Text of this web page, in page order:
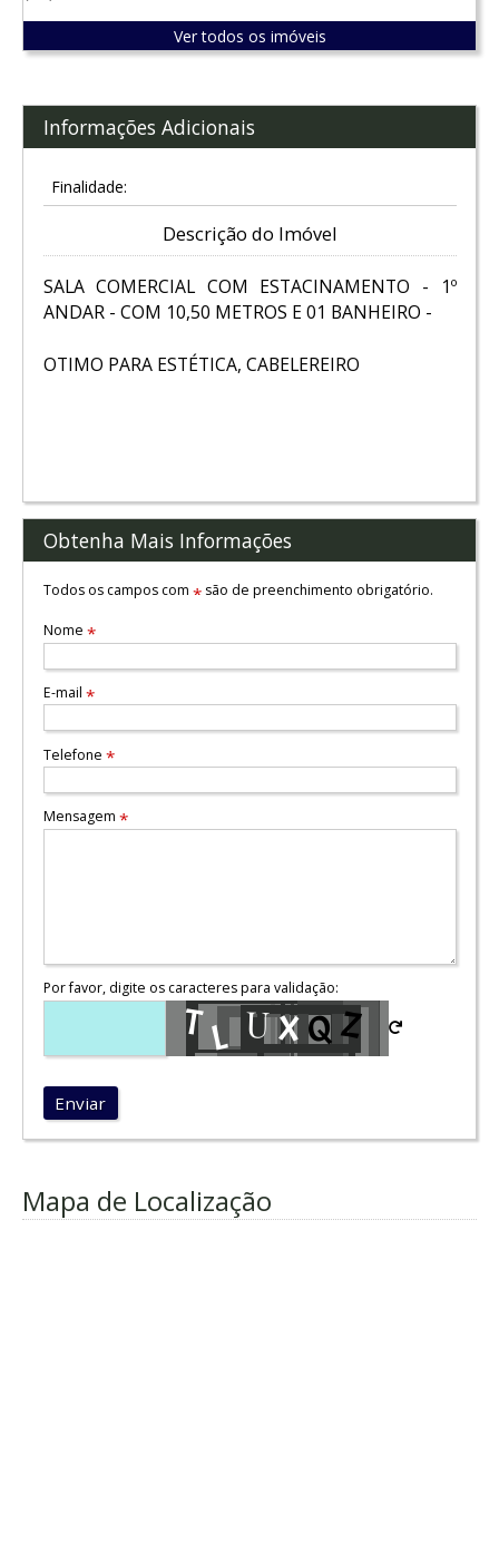
Ver todos os imóveis
Informações Adicionais
Finalidade:
Descrição do Imóvel
SALA COMERCIAL COM ESTACINAMENTO - 1º
ANDAR - COM 10,50 METROS E 01 BANHEIRO -
OTIMO PARA ESTÉTICA, CABELEREIRO
Obtenha Mais Informações
Todos os campos com *são de preenchimento obrigatório.
Nome *
E-mail *
Telefone *
Mensagem *
Por favor, digite os caracteres para validação:
Enviar
Mapa de Localização